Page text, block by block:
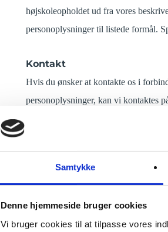
Samtykke
Denne hjemmeside bruger cookies
Vi bruger cookies til at tilpasse vores
højskoleopholdet ud fra vores
personoplysninger til listede formål.
Kontakt
Hvis du ønsker at kontakte os i
personoplysninger, kan vi kontaktes
Det er vigtigt for os, at du ved,
det på en lovlig og sikker måde. I
GH.